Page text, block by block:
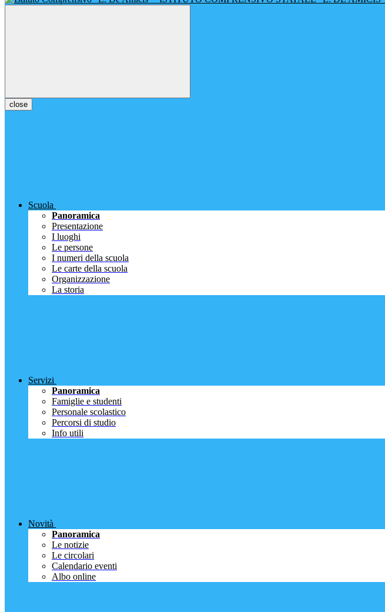
close
Scuola
Panoramica
Presentazione
I luoghi
Le persone
I numeri della scuola
Le carte della scuola
Organizzazione
La storia
Servizi
Panoramica
Famiglie e studenti
Personale scolastico
Percorsi di studio
Info utili
Novità
Panoramica
Le notizie
Le circolari
Calendario eventi
Albo online